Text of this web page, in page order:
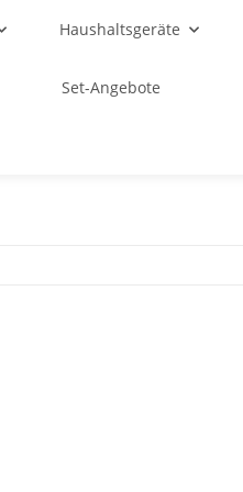
Haushaltsgeräte
Set-Angebote